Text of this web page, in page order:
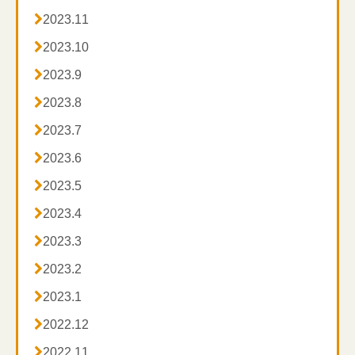
2023.11
2023.10
2023.9
2023.8
2023.7
2023.6
2023.5
2023.4
2023.3
2023.2
2023.1
2022.12
2022.11